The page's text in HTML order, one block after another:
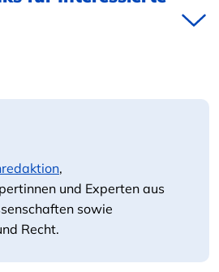
,
und Experten aus
sowie
Recht.